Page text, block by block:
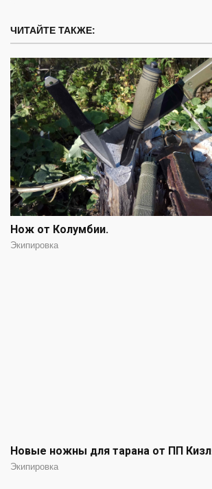
ЧИТАЙТЕ ТАКЖЕ:
Нож от Колумбии.
Экипировка
Новые ножны для тарана от ПП
Экипировка